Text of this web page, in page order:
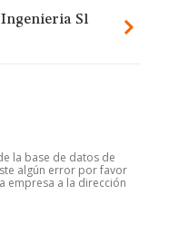
Ingenieria Sl
la base de datos de
algún error por favor
empresa a la dirección